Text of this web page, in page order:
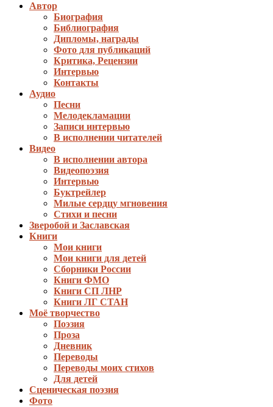
Автор
Биография
Библиография
Дипломы, награды
Фото для публикаций
Критика, Рецензии
Интервью
Контакты
Аудио
Песни
Мелодекламации
Записи интервью
В исполнении читателей
Видео
В исполнении автора
Видеопоэзия
Интервью
Буктрейлер
Милые сердцу мгновения
Стихи и песни
Зверобой и Заславская
Книги
Мои книги
Мои книги для детей
Сборники России
Книги ФМО
Книги СП ЛНР
Книги ЛГ СТАН
Моё творчество
Поэзия
Проза
Дневник
Переводы
Переводы моих стихов
Для детей
Сценическая поэзия
Фото